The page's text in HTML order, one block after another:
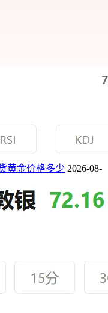
黄金价格多少 2026-08-